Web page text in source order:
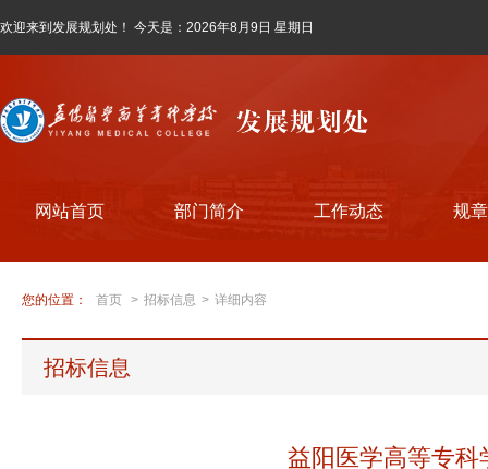
欢迎来到发展规划处！ 今天是： 2026年8月9日 星期日
网站首页 部门简介 工作动态 规
您的位置： 首页 > 招标信息 > 详细内容
招标信息
益阳医学高等专